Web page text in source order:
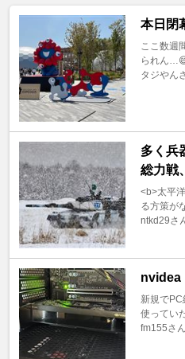
本日閉
ここ数週
られん
タジやん
多く兵
総力戦
<b>太平
る方策が
ntkd29さ
nvidea
新規で
使ってい
fm155さん